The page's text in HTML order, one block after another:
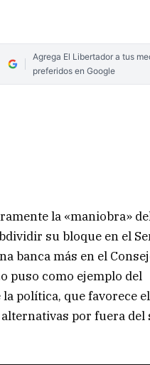
Agrega El Libertador a tus
preferidos en Google
la «maniobra»
su bloque en el
banca más en el
puso como ejemplo del
política, que favorece el
por fuera del